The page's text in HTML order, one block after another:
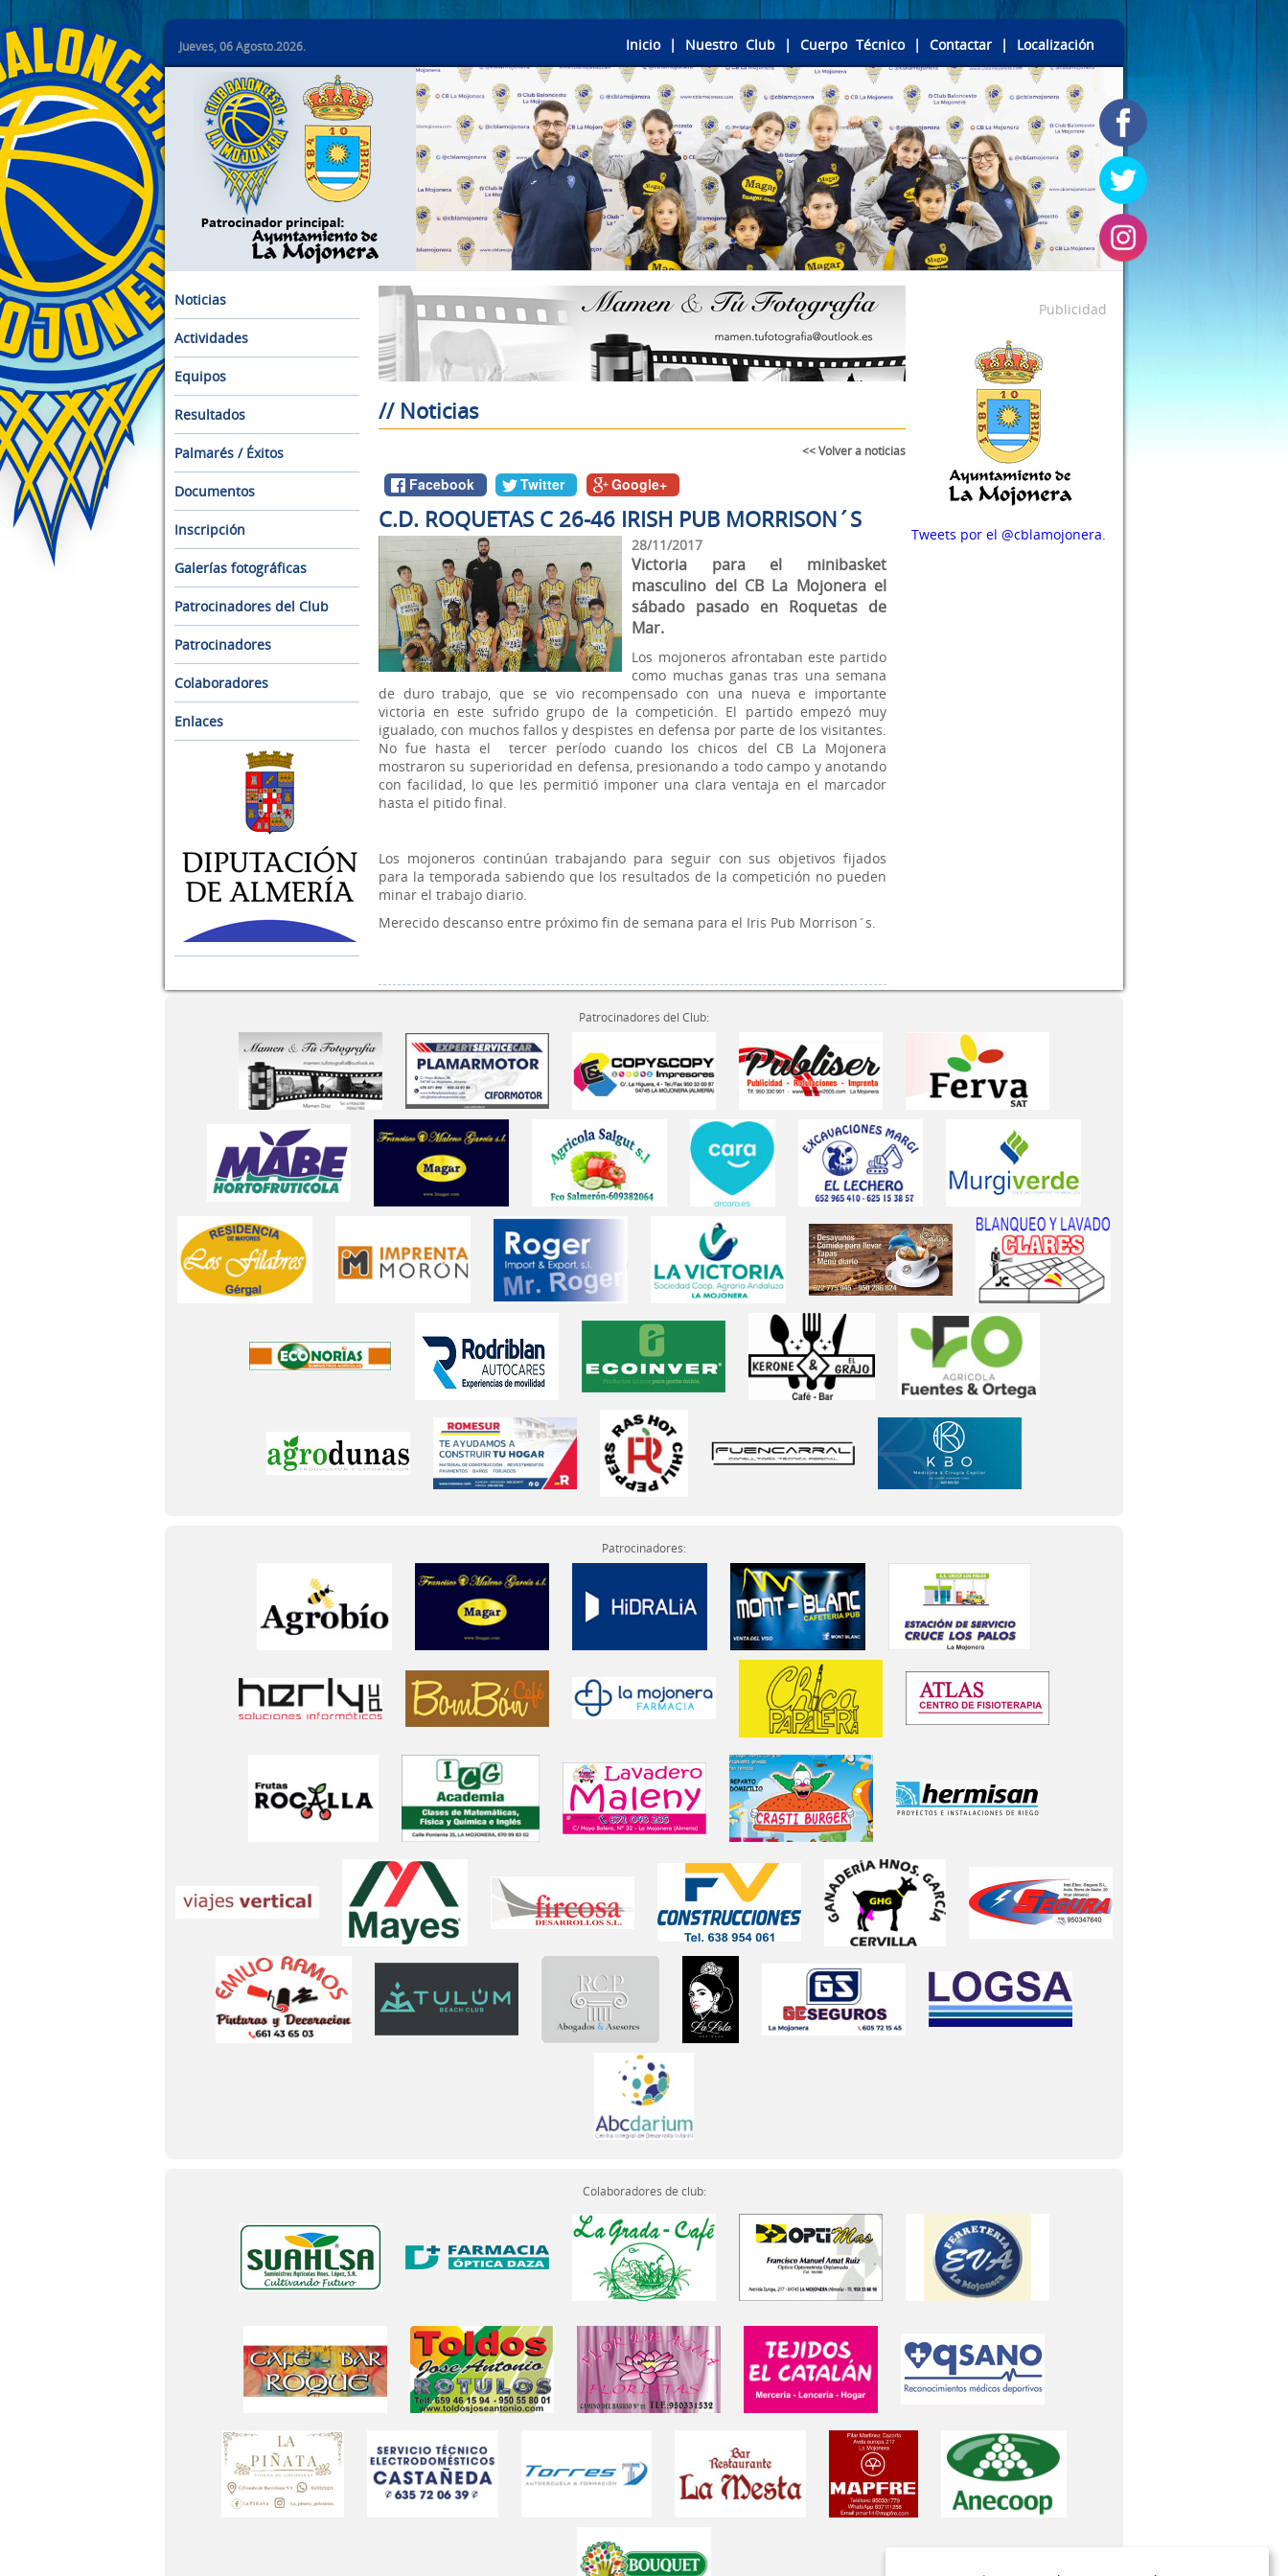
Jueves, 06 Agosto.2026. Inicio| Nuestro Club | Cuerpo Técnico| Contactar | Localización
Noticias
Actividades
Equipos
Resultados
Palmarés / Éxitos
Documentos
Inscripción
Galerías fotográficas
Patrocinadores del Club
Patrocinadores
Colaboradores
Enlaces
// Noticias
<< Volver a noticias
Facebook Twitter Google+
C.D. ROQUETAS C 26-46 IRISH PUB MORRISON´S
28/11/2017
Victoria para el minibasket
masculino del CB La Mojonera el
sábado pasado en Roquetas de
Mar.
Los mojoneros afrontaban este partido
como muchas ganas tras una semana
de duro trabajo, que se vio recompensado con una nueva e importante
victoria en este sufrido grupo de la competición. El partido empezó muy
igualado, con muchos fallos y despistes en defensa por parte de los visitantes.
No fue hasta el tercer período cuando los chicos del CB La Mojonera
mostraron su superioridad en defensa, presionando a todo campo y anotando
con facilidad, lo que les permitió imponer una clara ventaja en el marcador
hasta el pitido final.
Los mojoneros continúan trabajando para seguir con sus objetivos fijados
para la temporada sabiendo que los resultados de la competición no pueden
minar el trabajo diario.
Merecido descanso entre próximo fin de semana para el Iris Pub Morrison´s.
Publicidad
Tweets por el @cblamojonera.
Patrocinadores del Club:
Patrocinadores:
Colaboradores de club: